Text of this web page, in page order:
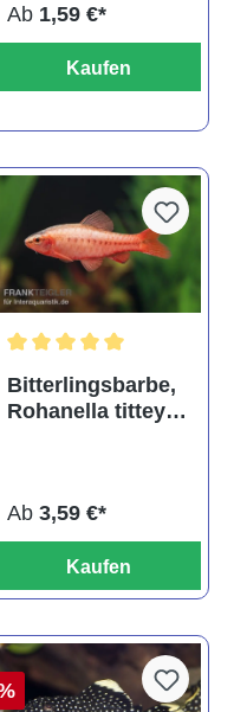
Ab 1,59 €*
Kaufen
5 von 5 Sternen
Bitterlingsbarbe,
Rohanella titteya,
Ab 3,59 €*
Kaufen